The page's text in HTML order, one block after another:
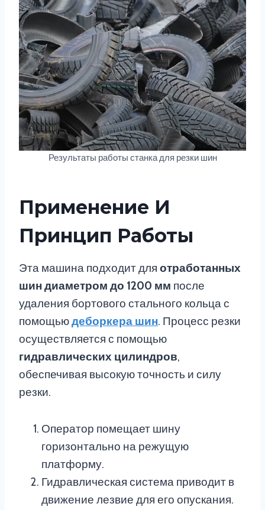
Результаты работы станка для резки шин
Применение И
Принцип Работы
Эта машина подходит для отработанных
шин диаметром до 1200 мм после
удаления бортового стального кольца с
помощьюдеборкера шин. Процесс резки
осуществляется с помощью
гидравлических цилиндров,
обеспечивая высокую точность и силу
резки.
Оператор помещает шину
горизонтально на режущую
платформу.
Гидравлическая система приводит в
движение лезвие для его опускания.